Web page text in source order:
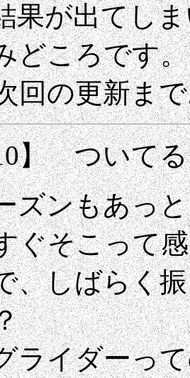
果が出てし
どころです。
回の更新ま
】 ついて
ズンもあっ
ぐそこって
、しばらく
ライダーっ